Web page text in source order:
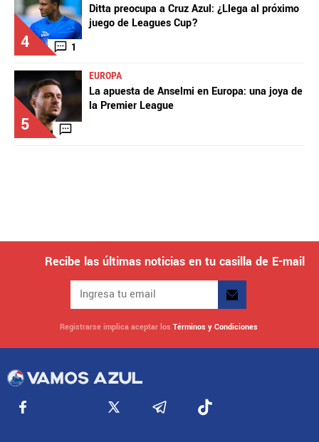
4 1
Ditta preocupa a Cruz Azul: ¿Llega al próximo
juego de Leagues Cup?
5
EUROPA
La apuesta de Anselmi en Europa: una joya de
la Premier League
Recibe las últimas noticias en tu casilla de E-mail
Registrarse implica aceptar los Términos y Condiciones